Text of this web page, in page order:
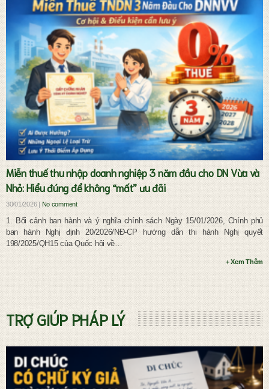
Dịch vụ pháp lý đầu tư và doanh nghiệp
Dịch vụ phá sản và Quản tài viên
Miễn thuế thu nhập doanh nghiệp 3 năm đầu cho DN Vừa và
Nhỏ: Hiểu đúng để không “mất” ưu đãi
30/01/2026 | No comment
1. Bối cảnh ban hành và ý nghĩa chính sách Ngày 15/01/2026, Chính phủ
ban hành Nghị định 20/2026/NĐ-CP hướng dẫn thi hành Nghị quyết
198/2025/QH15 của Quốc hội về…
+ Xem Thêm
TRỢ GIÚP PHÁP LÝ